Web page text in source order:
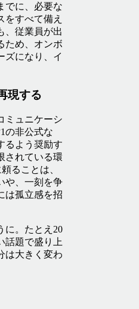
でに、必要な
をすべて備え
、従業員が出
ため、オンボ
ズになり、イ
現する
ミュニケーシ
の非公式な
るよう奨励す
されている環
ることは、
や、一刻を争
は孤立感を招
に。たとえ20
話題で盛り上
は大きく変わ